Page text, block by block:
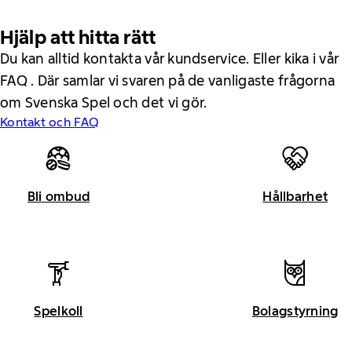
Hjälp att hitta rätt
Du kan alltid kontakta vår kundservice. Eller kika i vår
FAQ . Där samlar vi svaren på de vanligaste frågorna
om Svenska Spel och det vi gör.
Kontakt och FAQ
Bli ombud Hållbarhet
Spelkoll Bolagstyrning